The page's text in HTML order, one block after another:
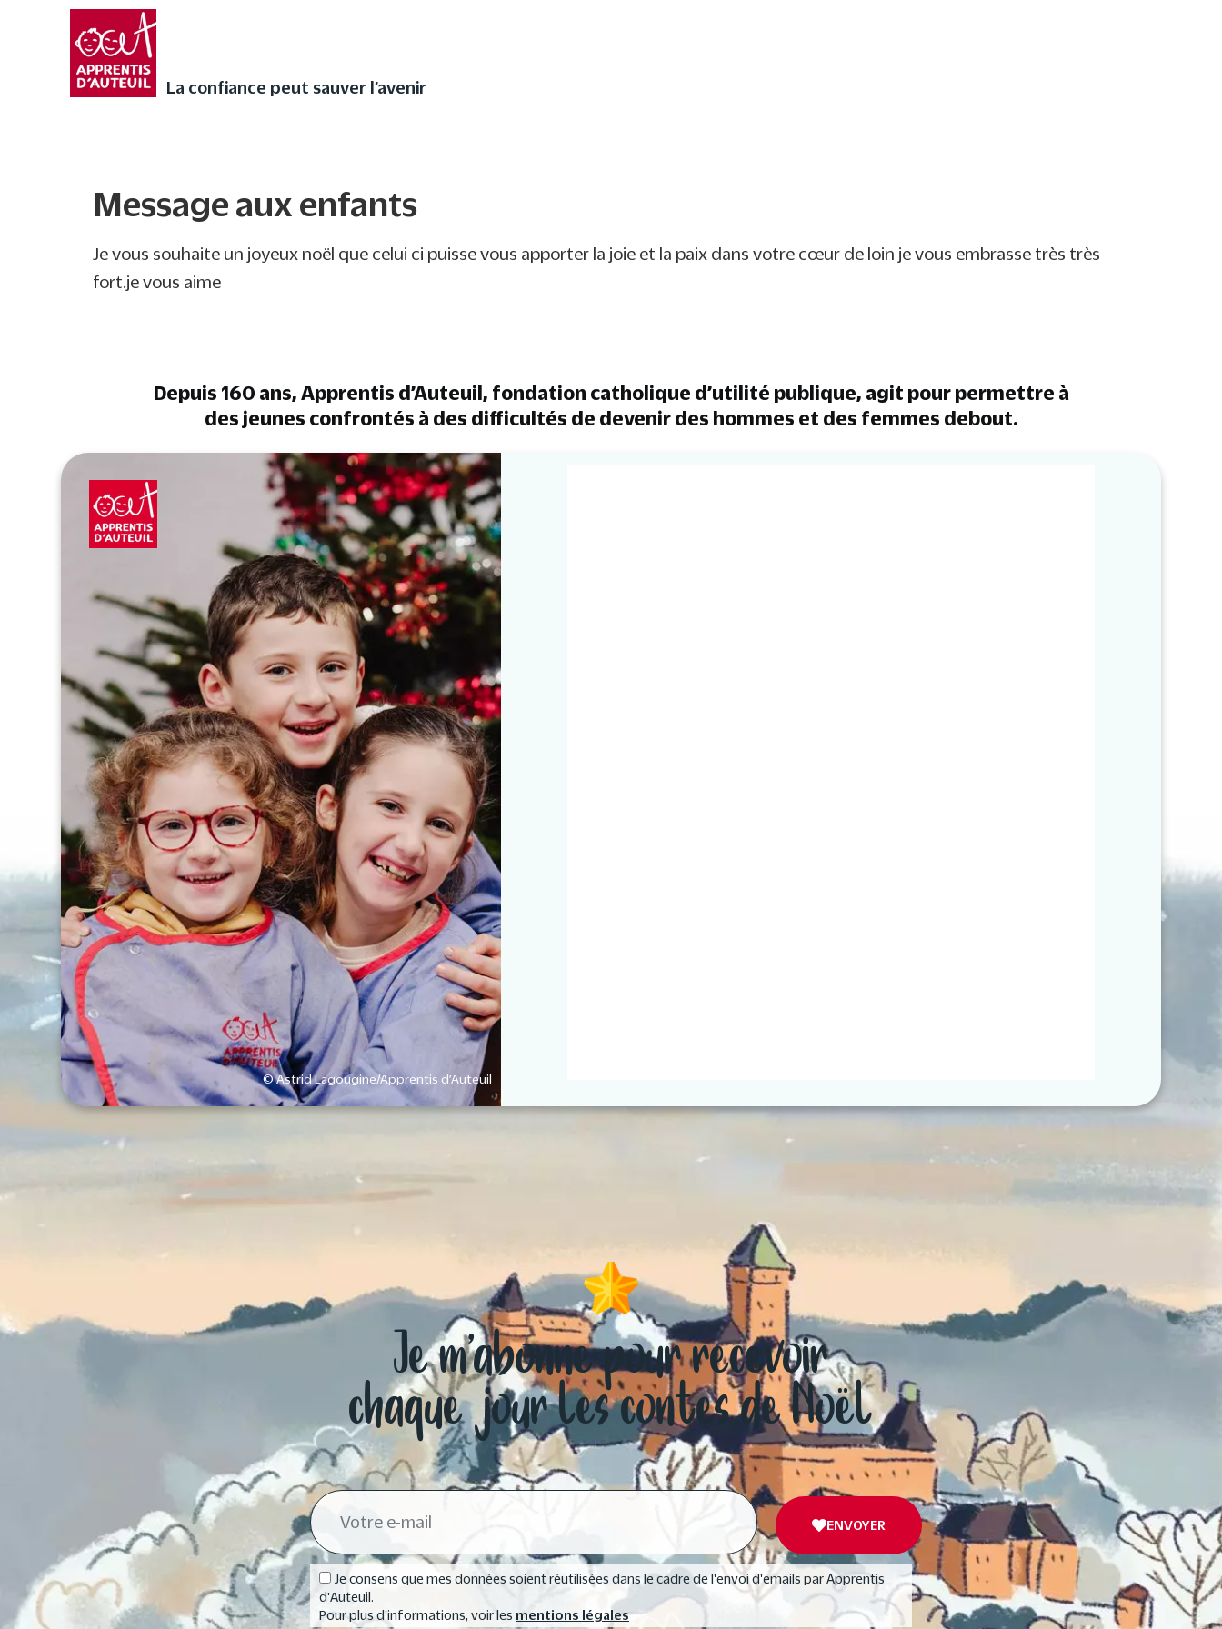
La confiance peut sauver l’avenir
Faites vivre l’Avent autrement à votre enfant avec nos 24 contes
audios de Noël ❄
Message aux enfants
Je vous souhaite un joyeux noël que celui ci puisse vous apporter la joie et la paix dans votre cœur de loin je vous embrasse très très
fort.je vous aime
Depuis 160 ans, Apprentis d’Auteuil, fondation catholique d’utilité publique, agit pour permettre à
des jeunes confrontés à des difficultés de devenir des hommes et des femmes debout.
© Astrid Lagougine/Apprentis d’Auteuil
Je m’abonne pour recevoir
chaque jour les contes de Noël
Je consens que mes données soient réutilisées dans le cadre de l'envoi d'emails par Apprentis
d'Auteuil.
Pour plus d'informations, voir les mentions légales
ENVOYER